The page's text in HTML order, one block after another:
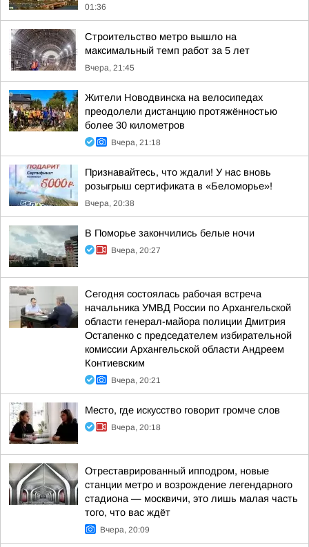
01:36
Строительство метро вышло на
максимальный темп работ за 5 лет
Вчера, 21:45
Жители Новодвинска на велосипедах
преодолели дистанцию протяжённостью
более 30 километров
Вчера, 21:18
Признавайтесь, что ждали! У нас вновь
розыгрыш сертификата в «Беломорье»!
Вчера, 20:38
В Поморье закончились белые ночи
Вчера, 20:27
Сегодня состоялась рабочая встреча
начальника УМВД России по Архангельской
области генерал-майора полиции Дмитрия
Остапенко с председателем избирательной
комиссии Архангельской области Андреем
Контиевским
Вчера, 20:21
Место, где искусство говорит громче слов
Вчера, 20:18
Отреставрированный ипподром, новые
станции метро и возрождение легендарного
стадиона — москвичи, это лишь малая часть
того, что вас ждёт
Вчера, 20:09